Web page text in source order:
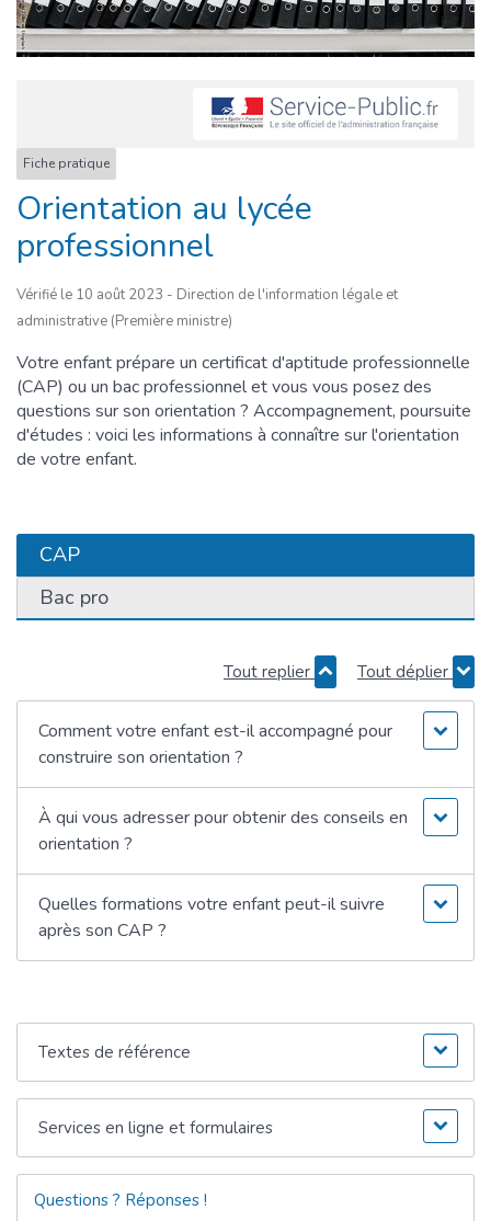
Fiche pratique
Orientation au lycée
professionnel
Vérifié le 10 août 2023 - Direction de l'information légale et
administrative (Première ministre)
Votre enfant prépare un certificat d'aptitude professionnelle
(CAP) ou un bac professionnel et vous vous posez des
questions sur son orientation ? Accompagnement, poursuite
d'études : voici les informations à connaître sur l'orientation
de votre enfant.
CAP
Bac pro
Tout replier Tout déplier
Comment votre enfant est-il accompagné pour
construire son orientation ?
À qui vous adresser pour obtenir des conseils en
orientation ?
Quelles formations votre enfant peut-il suivre
après son CAP ?
Textes de référence
Services en ligne et formulaires
Questions ? Réponses !